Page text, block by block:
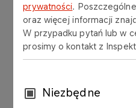
prywatności.
oraz więcej informacji
W przypadku pytań lub w
prosimy o kontakt z
WybórNiezbędne
Jakość paliw